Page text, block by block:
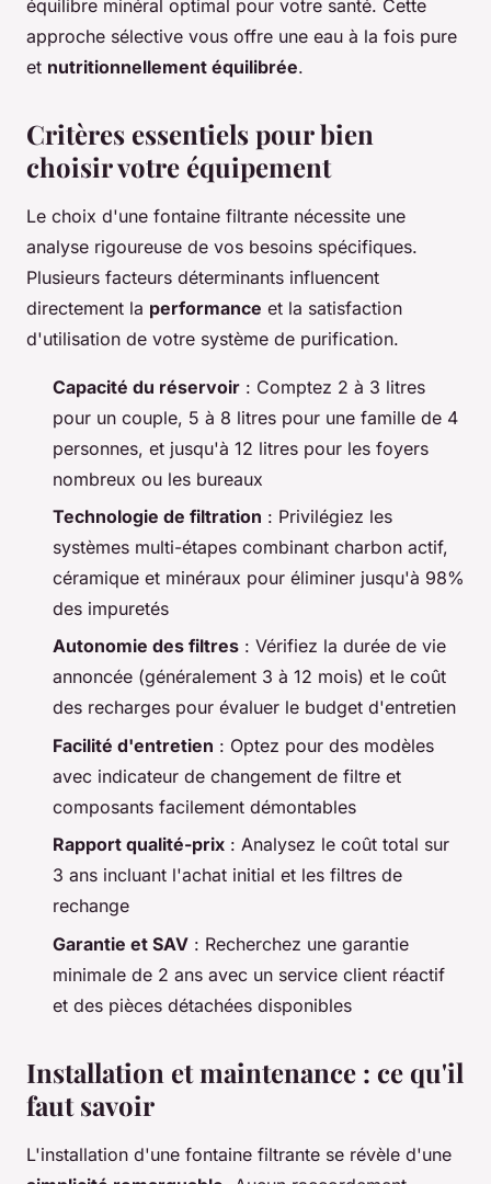
équilibre minéral optimal pour votre santé. Cette
approche sélective vous offre une eau à la fois pure
et nutritionnellement équilibrée.
Critères essentiels pour bien
choisir votre équipement
Le choix d'une fontaine filtrante nécessite une
analyse rigoureuse de vos besoins spécifiques.
Plusieurs facteurs déterminants influencent
directement la performance et la satisfaction
d'utilisation de votre système de purification.
Capacité du réservoir : Comptez 2 à 3 litres
pour un couple, 5 à 8 litres pour une famille de 4
personnes, et jusqu'à 12 litres pour les foyers
nombreux ou les bureaux
Technologie de filtration : Privilégiez les
systèmes multi-étapes combinant charbon actif,
céramique et minéraux pour éliminer jusqu'à 98%
des impuretés
Autonomie des filtres : Vérifiez la durée de vie
annoncée (généralement 3 à 12 mois) et le coût
des recharges pour évaluer le budget d'entretien
Facilité d'entretien : Optez pour des modèles
avec indicateur de changement de filtre et
composants facilement démontables
Rapport qualité-prix : Analysez le coût total sur
3 ans incluant l'achat initial et les filtres de
rechange
Garantie et SAV : Recherchez une garantie
minimale de 2 ans avec un service client réactif
et des pièces détachées disponibles
Installation et maintenance : ce qu'il
faut savoir
L'installation d'une fontaine filtrante se révèle d'une